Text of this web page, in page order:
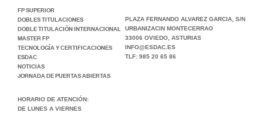
FP SUPERIOR
DOBLES TITULACIONES
DOBLE TITULACIÓN INTERNACIONAL
MASTER FP
TECNOLOGÍA Y CERTIFICACIONES
ESDAC
NOTICIAS
JORNADA DE PUERTAS ABIERTAS
PLAZA FERNANDO ALVAREZ GARCIA, S/N
URBANIZACIN MONTECERRAO
33006 OVIEDO, ASTURIAS
INFO@ESDAC.ES
TLF: 985 20 65 86
HORARIO DE ATENCIÓN:
DE LUNES A VIERNES